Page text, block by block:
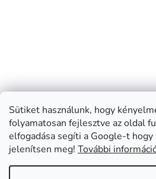
Sütiket használunk, hogy
folyamatosan fejlesztve az oldal
elfogadása segíti a Google-t
jelenítsen meg! További